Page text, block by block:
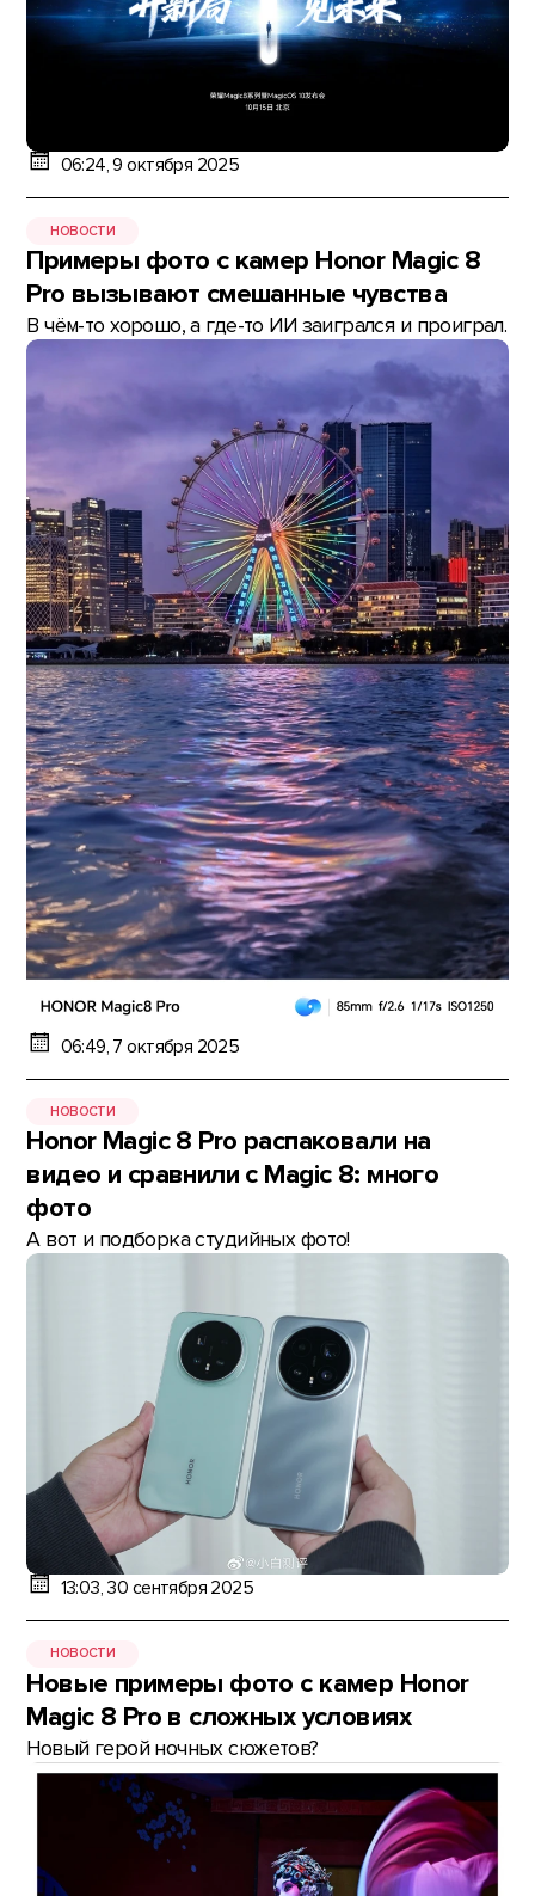
06:24, 9 октября 2025
НОВОСТИ
Примеры фото с камер Honor Magic 8
Pro вызывают смешанные чувства
В чём-то хорошо, а где-то ИИ заигрался и проиграл.
06:49, 7 октября 2025
НОВОСТИ
Honor Magic 8 Pro распаковали на
видео и сравнили с Magic 8: много
фото
А вот и подборка студийных фото!
13:03, 30 сентября 2025
НОВОСТИ
Новые примеры фото с камер Honor
Magic 8 Pro в сложных условиях
Новый герой ночных сюжетов?